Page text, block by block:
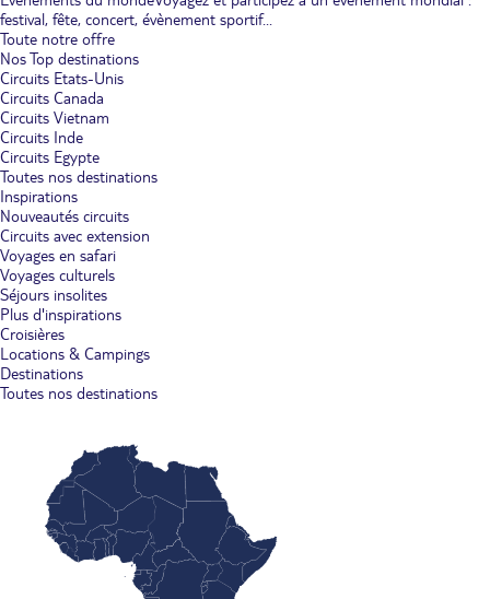
festival, fête, concert, évènement sportif...
Toute notre offre
Nos Top destinations
Circuits Etats-Unis
Circuits Canada
Circuits Vietnam
Circuits Inde
Circuits Egypte
Toutes nos destinations
Inspirations
Nouveautés circuits
Circuits avec extension
Voyages en safari
Voyages culturels
Séjours insolites
Plus d'inspirations
Croisières
Locations & Campings
Destinations
Toutes nos destinations